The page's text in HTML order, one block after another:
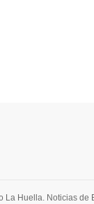
La Huella. Noticias de